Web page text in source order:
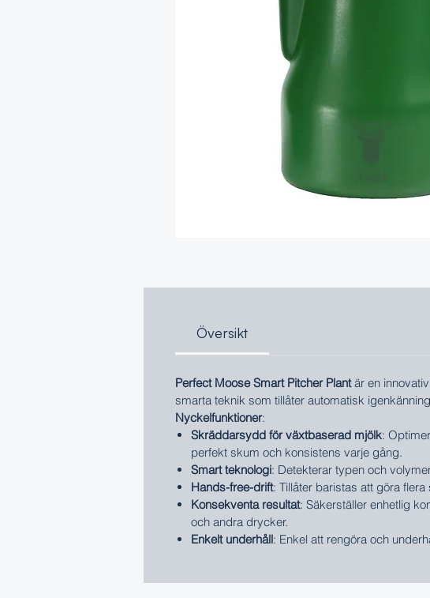
Översikt
Perfect Moose Smart Pitcher Plantär en
smarta teknik som tillåter automatisk
Nyckelfunktioner:
Skräddarsydd för växtbaserad mjölk:
perfekt skum och konsistens varje gång.
Smart teknologi: Detekterar typen och
Hands-free-drift: Tillåter baristas att göra
Konsekventa resultat: Säkerställer enhetlig
och andra drycker.
Enkelt underhåll: Enkel att rengöra och